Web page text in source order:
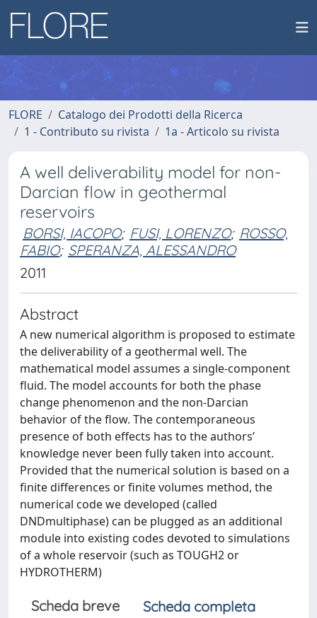
FLORE
Catalogo dei Prodotti della Ricerca
1 - Contributo su rivista
1a - Articolo su rivista
A well deliverability model for non-
Darcian flow in geothermal
reservoirs
BORSI, IACOPO; FUSI, LORENZO; ROSSO,
FABIO; SPERANZA, ALESSANDRO
2011
Abstract
A new numerical algorithm is proposed to estimate
the deliverability of a geothermal well. The
mathematical model assumes a single-component
fluid. The model accounts for both the phase
change phenomenon and the non-Darcian
behavior of the flow. The contemporaneous
presence of both effects has to the authors’
knowledge never been fully taken into account.
Provided that the numerical solution is based on a
finite differences or finite volumes method, the
numerical code we developed (called
DNDmultiphase) can be plugged as an additional
module into existing codes devoted to simulations
of a whole reservoir (such as TOUGH2 or
HYDROTHERM)
Scheda breve
Scheda completa